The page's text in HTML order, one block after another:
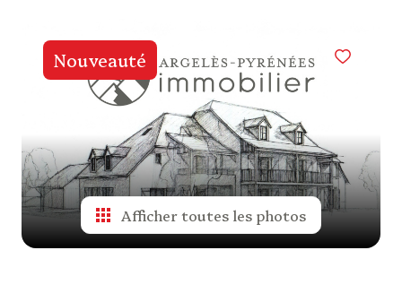
valeur
mail
actualités
biens
Nouveauté
Afficher toutes les photos